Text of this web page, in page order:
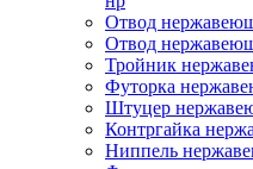
Отвод
Отвод
Тройник
Футорка
Штуцер
Контргайка
Ниппель